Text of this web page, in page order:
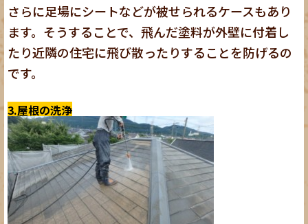
さらに足場にシートなどが被せられるケースもあり
ます。そうすることで、飛んだ塗料が外壁に付着し
たり近隣の住宅に飛び散ったりすることを防げるの
です。
3.屋根の洗浄